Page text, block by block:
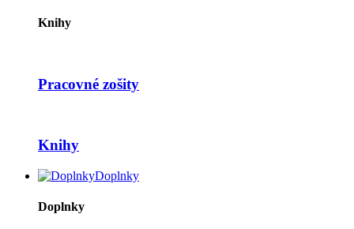
Knihy
Pracovné zošity
Knihy
Doplnky
Doplnky